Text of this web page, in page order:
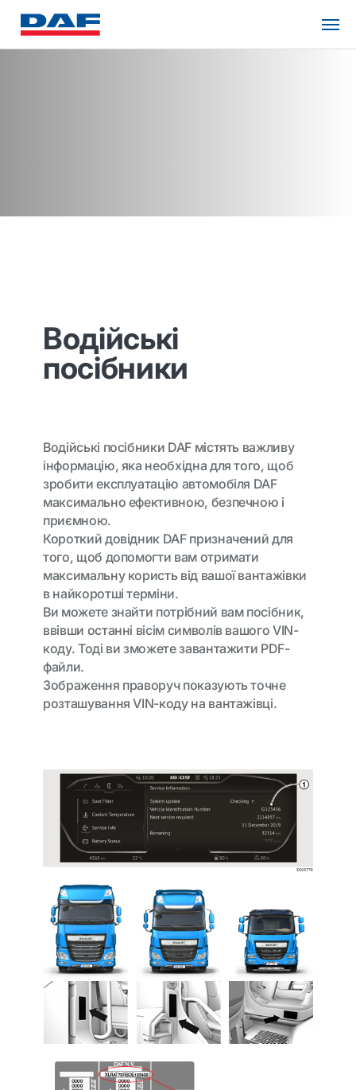
Водійські
посібники
Водійські посібники DAF містять важливу
інформацію, яка необхідна для того, щоб
зробити експлуатацію автомобіля DAF
максимально ефективною, безпечною і
приємною.
Короткий довідник DAF призначений для
того, щоб допомогти вам отримати
максимальну користь від вашої вантажівки
в найкоротші терміни.
Ви можете знайти потрібний вам посібник,
ввівши останні вісім символів вашого VIN-
коду. Тоді ви зможете завантажити PDF-
файли.
Зображення праворуч показують точне
розташування VIN-коду на вантажівці.